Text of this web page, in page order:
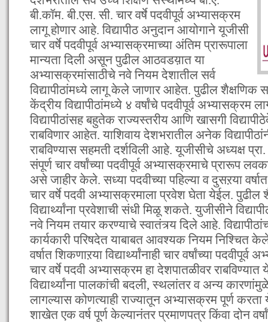
बी.कॉम. बी.एस. सी. चार वर्षे पदवीपूर्व अभ्यासक्रम
लागू होणार आहे. विद्यापीठ अनुदान आयोगाने यूजीसी
चार वर्षे पदवीपूर्व अभ्यासक्रमाच्या अंतिम प्रारूपाला
मान्यता दिली असून पुढील आठवडय़ात या
अभ्यासक्रमांसाठीचे नवे नियम देशातील सर्व
विद्यापीठांमध्ये लागू केले जाणार आहेत. पुढील शैक्षणिक
केंद्रीय विद्यापीठांमध्ये ४ वर्षांचे पदवीपूर्व अभ्यासक्रम
विद्यापीठांसह बहुतेक राज्यस्तरीय आणि खासगी
राबविणार आहेत. याशिवाय देशभरातील अनेक
राबविण्यास सहमती दर्शविली आहे. यूजीसीचे अध्यक्ष
संपूर्ण चार वर्षांच्या पदवीपूर्व अभ्यासक्रमाचे प्रारूप
असे जाहीर केले. सध्या पदवीच्या पहिल्या व दुसऱया वर्षात
चार वर्षे पदवी अभ्यासक्रमाला प्रवेश घेता येईल. पुढील
विद्यार्थ्यांना प्रवेशाची संधी मिळू शकते. युजीसीने
नवे नियम तयार करण्याचे स्वातंत्र्य दिले आहे.
कार्यकारी परिषदेत याबाबत आवश्यक नियम निश्चित
वर्षात शिकणाऱया विद्यार्थ्यांनाही चार वर्षांच्या
चार वर्षे पदवी अभ्यासक्रम हा देशपातळीवर
विद्यार्थ्यांना पालकांची बदली, स्थलांतर व अन्य
लागल्यास कोणत्याही राज्यातून अभ्यासक्रम पूर्ण करता
शाखेत एक वर्ष पूर्ण केल्यानंतर प्रमाणपत्र किंवा दोन